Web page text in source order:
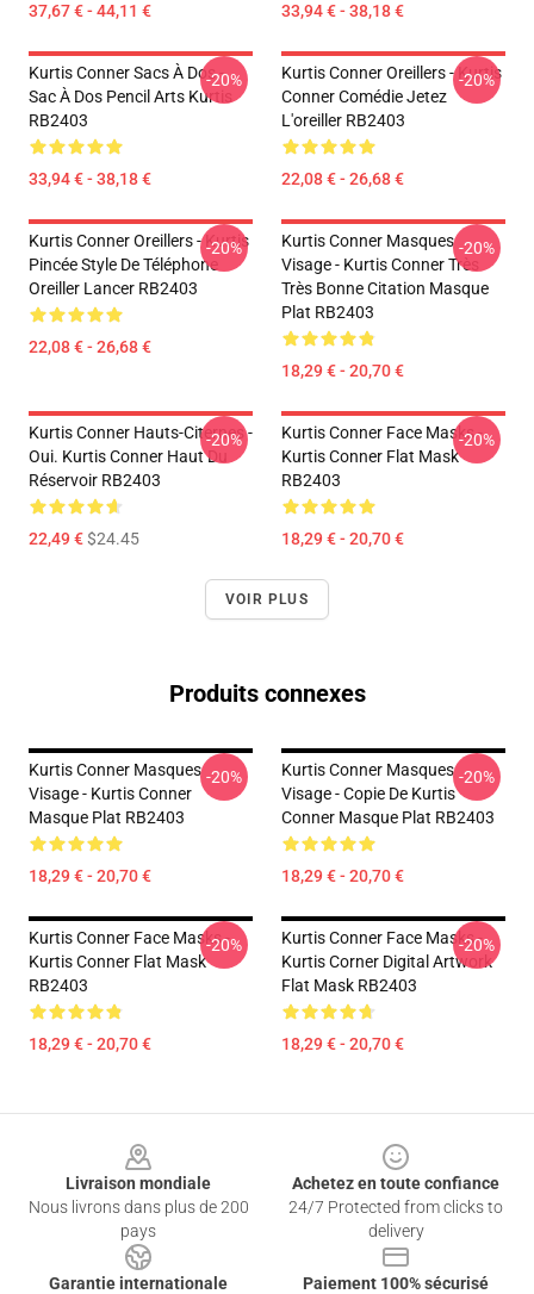
37,67 € - 44,11 € 33,94 € - 38,18 €
Kurtis Conner Sacs À Dos -
Sac À Dos Pencil Arts Kurtis
RB2403
33,94 € - 38,18 €
-20%
Kurtis Conner Oreillers - Kurtis
Conner Comédie Jetez
L'oreiller RB2403
22,08 € - 26,68 €
-20%
Kurtis Conner Oreillers - Kurtis
Pincée Style De Téléphone
Oreiller Lancer RB2403
22,08 € - 26,68 €
-20%
Kurtis Conner Masques
Visage - Kurtis Conner Très
Très Bonne Citation Masque
Plat RB2403
18,29 € - 20,70 €
-20%
Kurtis Conner Hauts-Citernes -
Oui. Kurtis Conner Haut Du
Réservoir RB2403
22,49 €$24.45
-20%
Kurtis Conner Face Masks -
Kurtis Conner Flat Mask
RB2403
18,29 € - 20,70 €
-20%
VOIR PLUS
Produits connexes
Kurtis Conner Masques
Visage - Kurtis Conner
Masque Plat RB2403
18,29 € - 20,70 €
-20%
Kurtis Conner Masques
Visage - Copie De Kurtis
Conner Masque Plat RB2403
18,29 € - 20,70 €
-20%
Kurtis Conner Face Masks -
Kurtis Conner Flat Mask
RB2403
18,29 € - 20,70 €
-20%
Kurtis Conner Face Masks -
Kurtis Corner Digital Artwork
Flat Mask RB2403
18,29 € - 20,70 €
-20%
Livraison mondiale
Nous livrons dans plus de 200
pays
Achetez en toute confiance
24/7 Protected from clicks to
delivery
Garantie internationale
Paiement 100% sécurisé